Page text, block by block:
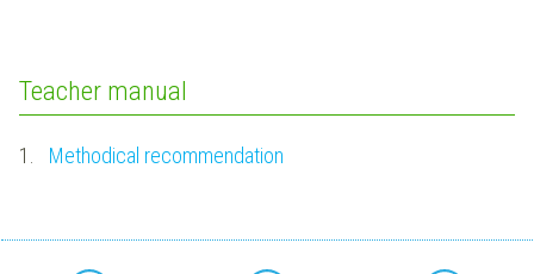
Teacher manual
1. Methodical recommendation